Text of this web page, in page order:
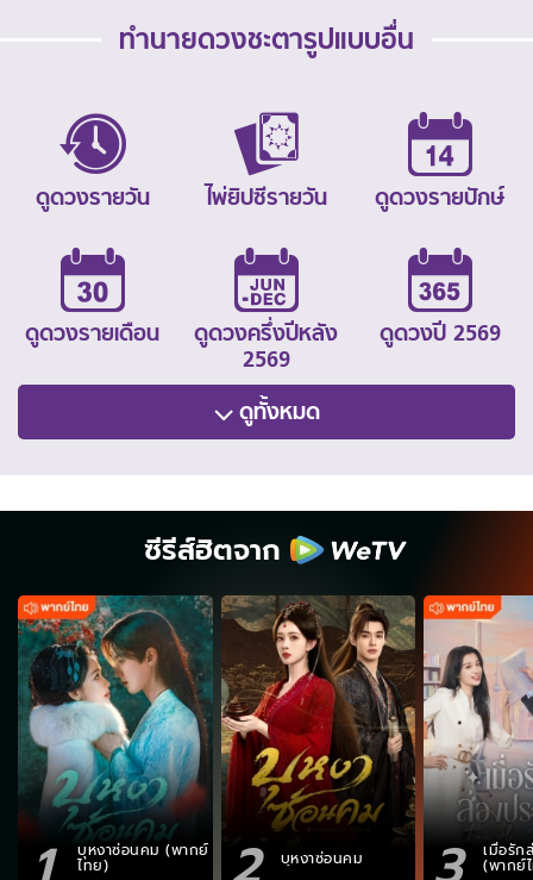
ทำนายดวงชะตารูปแบบอื่น
ดูดวงรายวัน ไพ่ยิปซีรายวัน ดูดวงรายปักษ์
ดูดวงรายเดือน
ดูดวงครึ่งปีหลัง
2569
ดูดวงปี 2569
ดูทั้งหมด
ซีรีส์ฮิตจาก
บุหงาซ่อนคม (พากย์
ไทย) บุหงาซ่อนคม เมื่อรัก
(พากย์